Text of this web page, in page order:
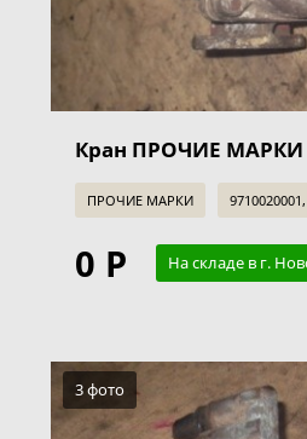
Кран ПРОЧИЕ МАРКИ
ПРОЧИЕ МАРКИ 9710020001,
0 Р На складе в г.
3 фото